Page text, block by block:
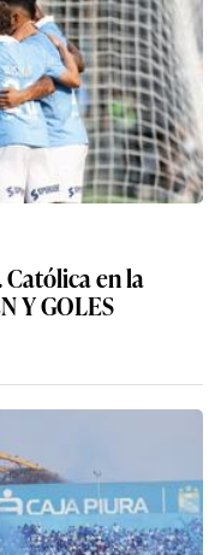
Católica en la
Y GOLES